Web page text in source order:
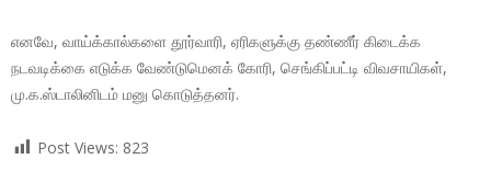
எனவே, வாய்க்கால்களை தூர்வாரி, ஏரிகளுக்கு தண்ணீர் கிடைக்க
நடவடிக்கை எடுக்க வேண்டுமெனக் கோரி, செங்கிப்பட்டி விவசாயிகள்,
மு.க.ஸ்டாலினிடம் மனு கொடுத்தனர்.
Post Views: 823